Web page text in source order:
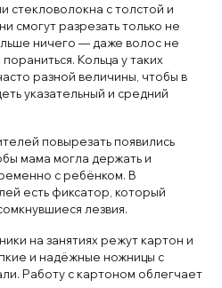
стекловолокна с толстой и
смогут разрезать только не
ничего — даже волос не
Кольца у таких
разной величины, чтобы в
указательный и средний
повырезать появились
мама могла держать и
с ребёнком. В
есть фиксатор, который
лезвия.
на занятиях режут картон и
и надёжные ножницы с
Работу с картоном облегчает